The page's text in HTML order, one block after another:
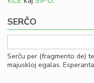
SERĈO
Serĉu per (fragmento de)
majuskloj egalas.